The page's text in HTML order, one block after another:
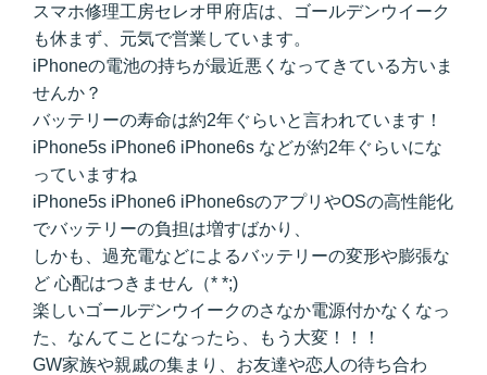
スマホ修理工房セレオ甲府店は、ゴールデンウイーク
も休まず、元気で営業しています。
iPhoneの電池の持ちが最近悪くなってきている方いま
せんか？
バッテリーの寿命は約2年ぐらいと言われています！
iPhone5s iPhone6 iPhone6s などが約2年ぐらいにな
っていますね
iPhone5s iPhone6 iPhone6sのアプリやOSの高性能化
でバッテリーの負担は増すばかり、
しかも、過充電などによるバッテリーの変形や膨張な
ど 心配はつきません（* *;)
楽しいゴールデンウイークのさなか電源付かなくなっ
た、なんてことになったら、もう大変！！！
GW家族や親戚の集まり、お友達や恋人の待ち合わ